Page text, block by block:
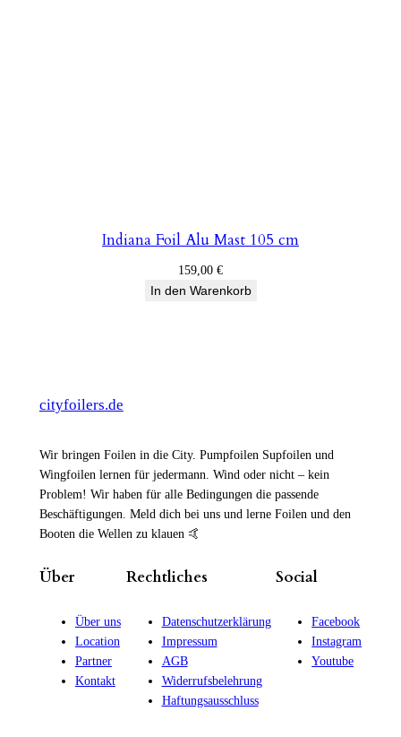
Indiana Foil Alu Mast 105 cm
159,00 €
In den Warenkorb
cityfoilers.de
Wir bringen Foilen in die City. Pumpfoilen Supfoilen und
Wingfoilen lernen für jedermann. Wind oder nicht – kein
Problem! Wir haben für alle Bedingungen die passende
Beschäftigungen. Meld dich bei uns und lerne Foilen und den
Booten die Wellen zu klauen 🤙
Über
Über uns
Location
Partner
Kontakt
Rechtliches
Datenschutzerklärung
Impressum
AGB
Widerrufsbelehrung
Haftungsausschluss
Social
Facebook
Instagram
Youtube